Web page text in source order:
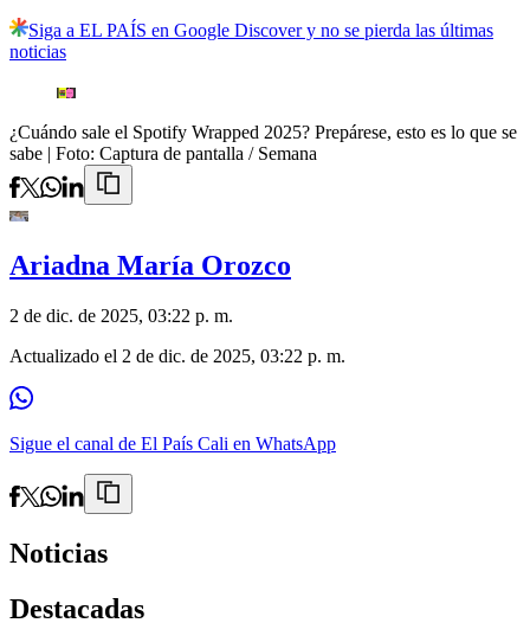
Siga a EL PAÍS en Google Discover y no se pierda las últimas
noticias
¿Cuándo sale el Spotify Wrapped 2025? Prepárese, esto es lo que se
sabe | Foto: Captura de pantalla / Semana
Ariadna María Orozco
2 de dic. de 2025, 03:22 p. m.
Actualizado el 2 de dic. de 2025, 03:22 p. m.
Sigue el canal de El País Cali en WhatsApp
Noticias
Destacadas